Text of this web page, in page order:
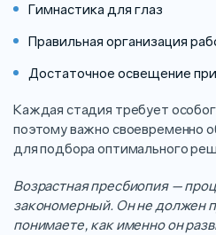
Гимнастика для глаз
Правильная организация
Достаточное освещение
Каждая стадия требует
поэтому важно своевременно
для подбора оптимального
Возрастная пресбиопия —
закономерный. Он не должен
понимаете, как именно он